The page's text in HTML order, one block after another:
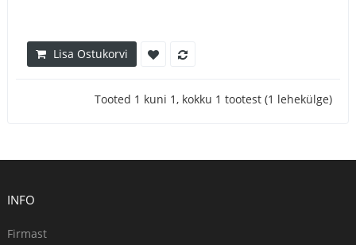
Lisa Ostukorvi
Tooted 1 kuni 1, kokku 1 tootest (1 lehekülge)
INFO
Firmast